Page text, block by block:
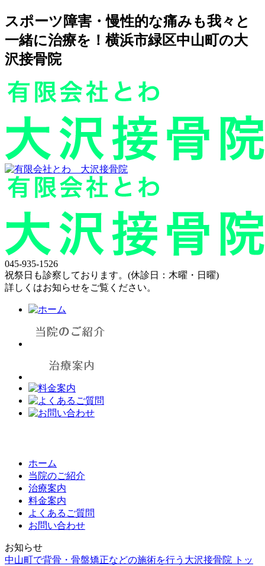
スポーツ障害・慢性的な痛みも我々と
一緒に治療を！横浜市緑区中山町の大
沢接骨院
045-935-1526
祝祭日も診察しております。(休診日：木曜・日曜)
詳しくはお知らせをご覧ください。
ホーム
当院のご紹介
治療案内
料金案内
よくあるご質問
お問い合わせ
お知らせ
中山町で背骨・骨盤矯正などの施術を行う大沢接骨院 トッ